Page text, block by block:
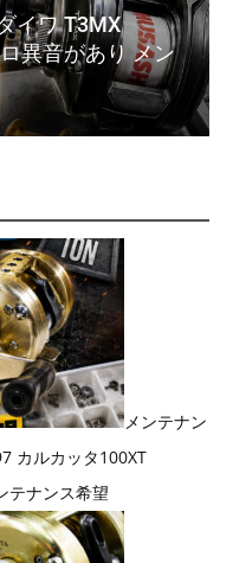
イワ T3MX
異音があり メン
メンテナン
カルカッタ100XT
テナンス希望